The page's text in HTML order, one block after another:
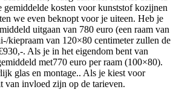
kosten voor kunststof kozijnen
we even beknopt voor je uiteen. Heb je
uitgaan van 780 euro (een raam van
kiepraam van 120×80 centimeter zullen de
. Als je in het eigendom bent van
met770 euro per raam (100×80).
glas en montage.. Als je kiest voor
van invloed zijn op de tarieven.